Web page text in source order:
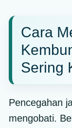
Cara
Sering
Pencegahan
mengobati.